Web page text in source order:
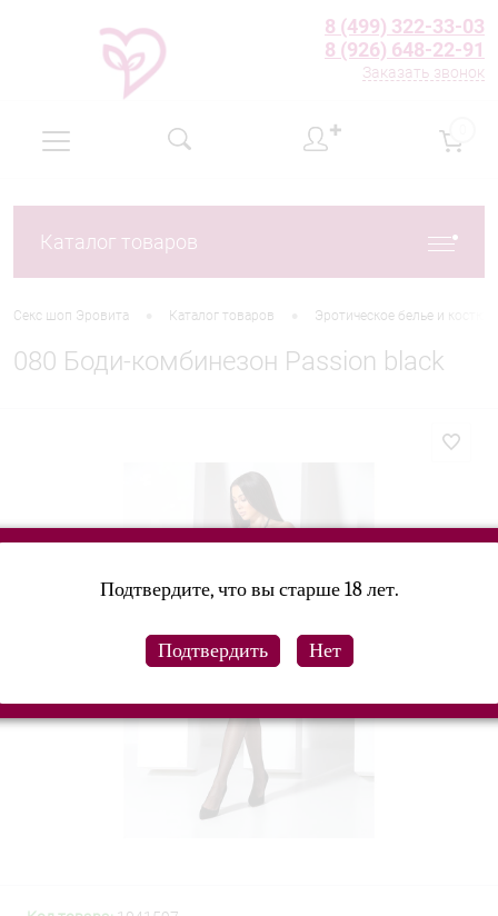
8 (499) 322-33-03
8 (926) 648-22-91
Заказать звонок
✚
Каталог товаров
Секс шоп Эровита Каталог товаров Эротическое белье и
080 Боди-комбинезон Passion black
Подтвердите, что вы старше 18 лет.